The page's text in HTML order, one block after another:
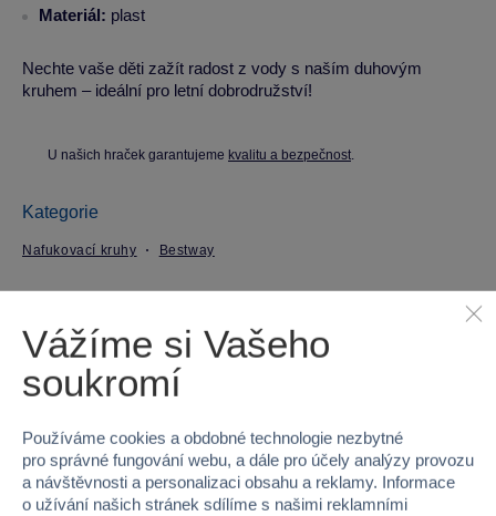
Materiál: plast
Nechte vaše děti zažít radost z vody s naším duhovým
kruhem – ideální pro letní dobrodružství!
U našich hraček garantujeme kvalitu a bezpečnost.
Kategorie
Nafukovací kruhy Bestway
Značka Bestway
Vážíme si Vašeho
soukromí
Používáme cookies a obdobné technologie nezbytné
pro správné fungování webu, a dále pro účely analýzy provozu
a návštěvnosti a personalizaci obsahu a reklamy. Informace
o užívání našich stránek sdílíme s našimi reklamními